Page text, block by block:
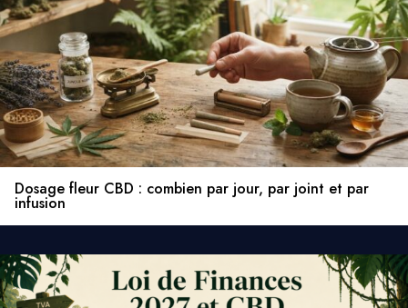
Dosage fleur CBD : combien par jour, par joint et par
infusion